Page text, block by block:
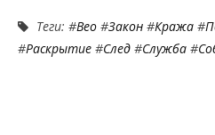
Теги: #Вео #Закон #Кража #
#Раскрытие #След #Служба #